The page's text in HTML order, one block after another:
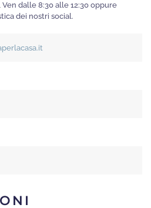
dalle 8:30 alle 12:30 oppure
dei nostri social.